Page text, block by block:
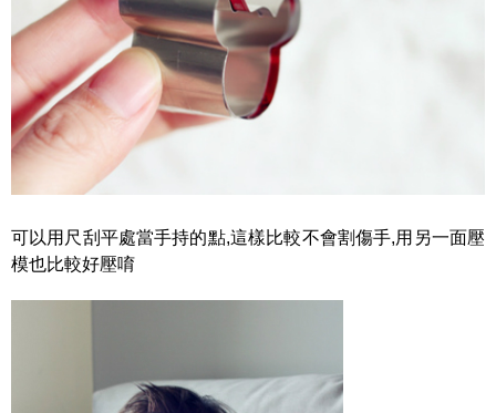
可以用尺刮平處當手持的點,這樣比較不會割傷手,用另一面壓
模也比較好壓唷